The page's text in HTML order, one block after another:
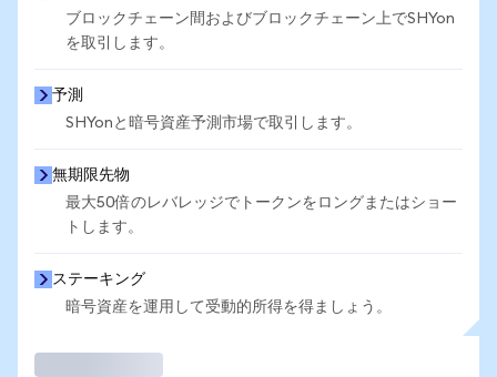
ブロックチェーン間およびブロックチェーン上でSHYon
を取引します。
予測
SHYonと暗号資産予測市場で取引します。
無期限先物
最大50倍のレバレッジでトークンをロングまたはショー
トします。
ステーキング
暗号資産を運用して受動的所得を得ましょう。